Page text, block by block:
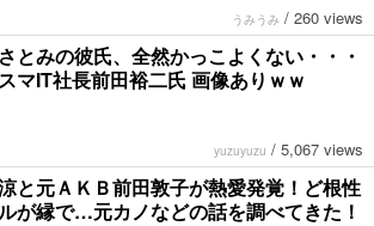
うみうみ / 260 views
とみの彼氏、全然かっこよくない・・・
マIT社長前田裕二氏 画像ありｗｗ
yuzuyuzu / 5,067 views
と元ＡＫＢ前田敦子が熱愛発覚！ど根性
が縁で…元カノなどの話を調べてきた！